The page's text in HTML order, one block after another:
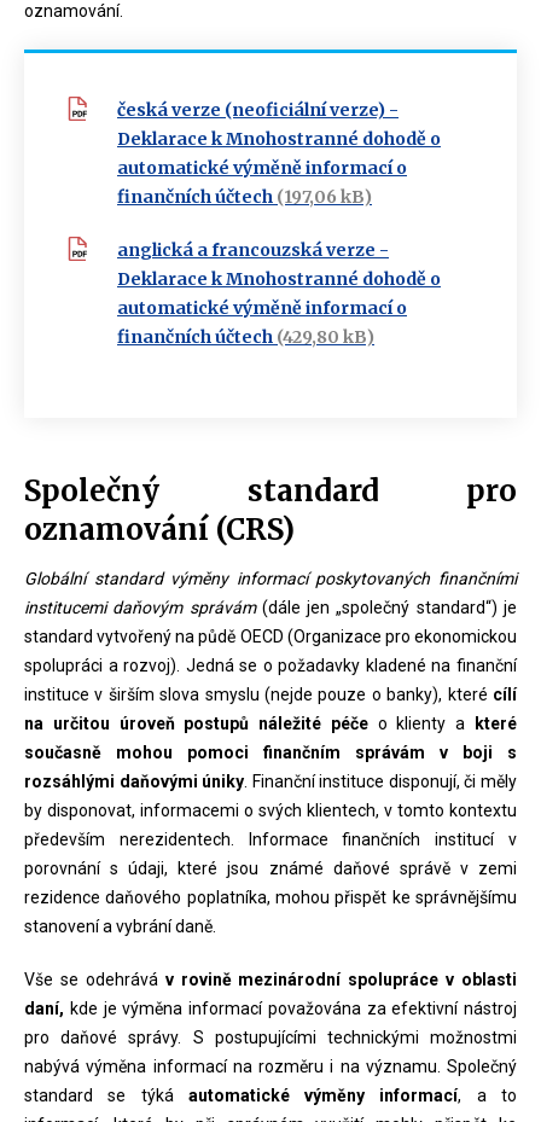
oznamování.
česká verze (neoficiální verze) -
Deklarace k Mnohostranné dohodě o
automatické výměně informací o
finančních účtech (197,06 kB)
anglická a francouzská verze -
Deklarace k Mnohostranné dohodě o
automatické výměně informací o
finančních účtech (429,80 kB)
Společný standard pro
oznamování (CRS)
Globální standard výměny informací poskytovaných finančními
institucemi daňovým správám(dále jen „společný standard“) je
standard vytvořený na půdě OECD (Organizace pro ekonomickou
spolupráci a rozvoj). Jedná se o požadavky kladené na finanční
instituce v širším slova smyslu (nejde pouze o banky), které cílí
na určitou úroveň postupů náležité péčeo klienty a
které
současně mohou pomoci finančním správám v boji s
rozsáhlými daňovými úniky . Finanční instituce disponují, či měly
by disponovat, informacemi o svých klientech, v tomto kontextu
především nerezidentech. Informace finančních institucí v
porovnání s údaji, které jsou známé daňové správě v zemi
rezidence daňového poplatníka, mohou přispět ke správnějšímu
stanovení a vybrání daně.
Vše se odehrává v rovině mezinárodní spolupráce v oblasti
daní, kde je výměna informací považována za efektivní nástroj
pro daňové správy. S postupujícími technickými možnostmi
nabývá výměna informací na rozměru i na významu. Společný
standard se týká automatické výměny informací, a to